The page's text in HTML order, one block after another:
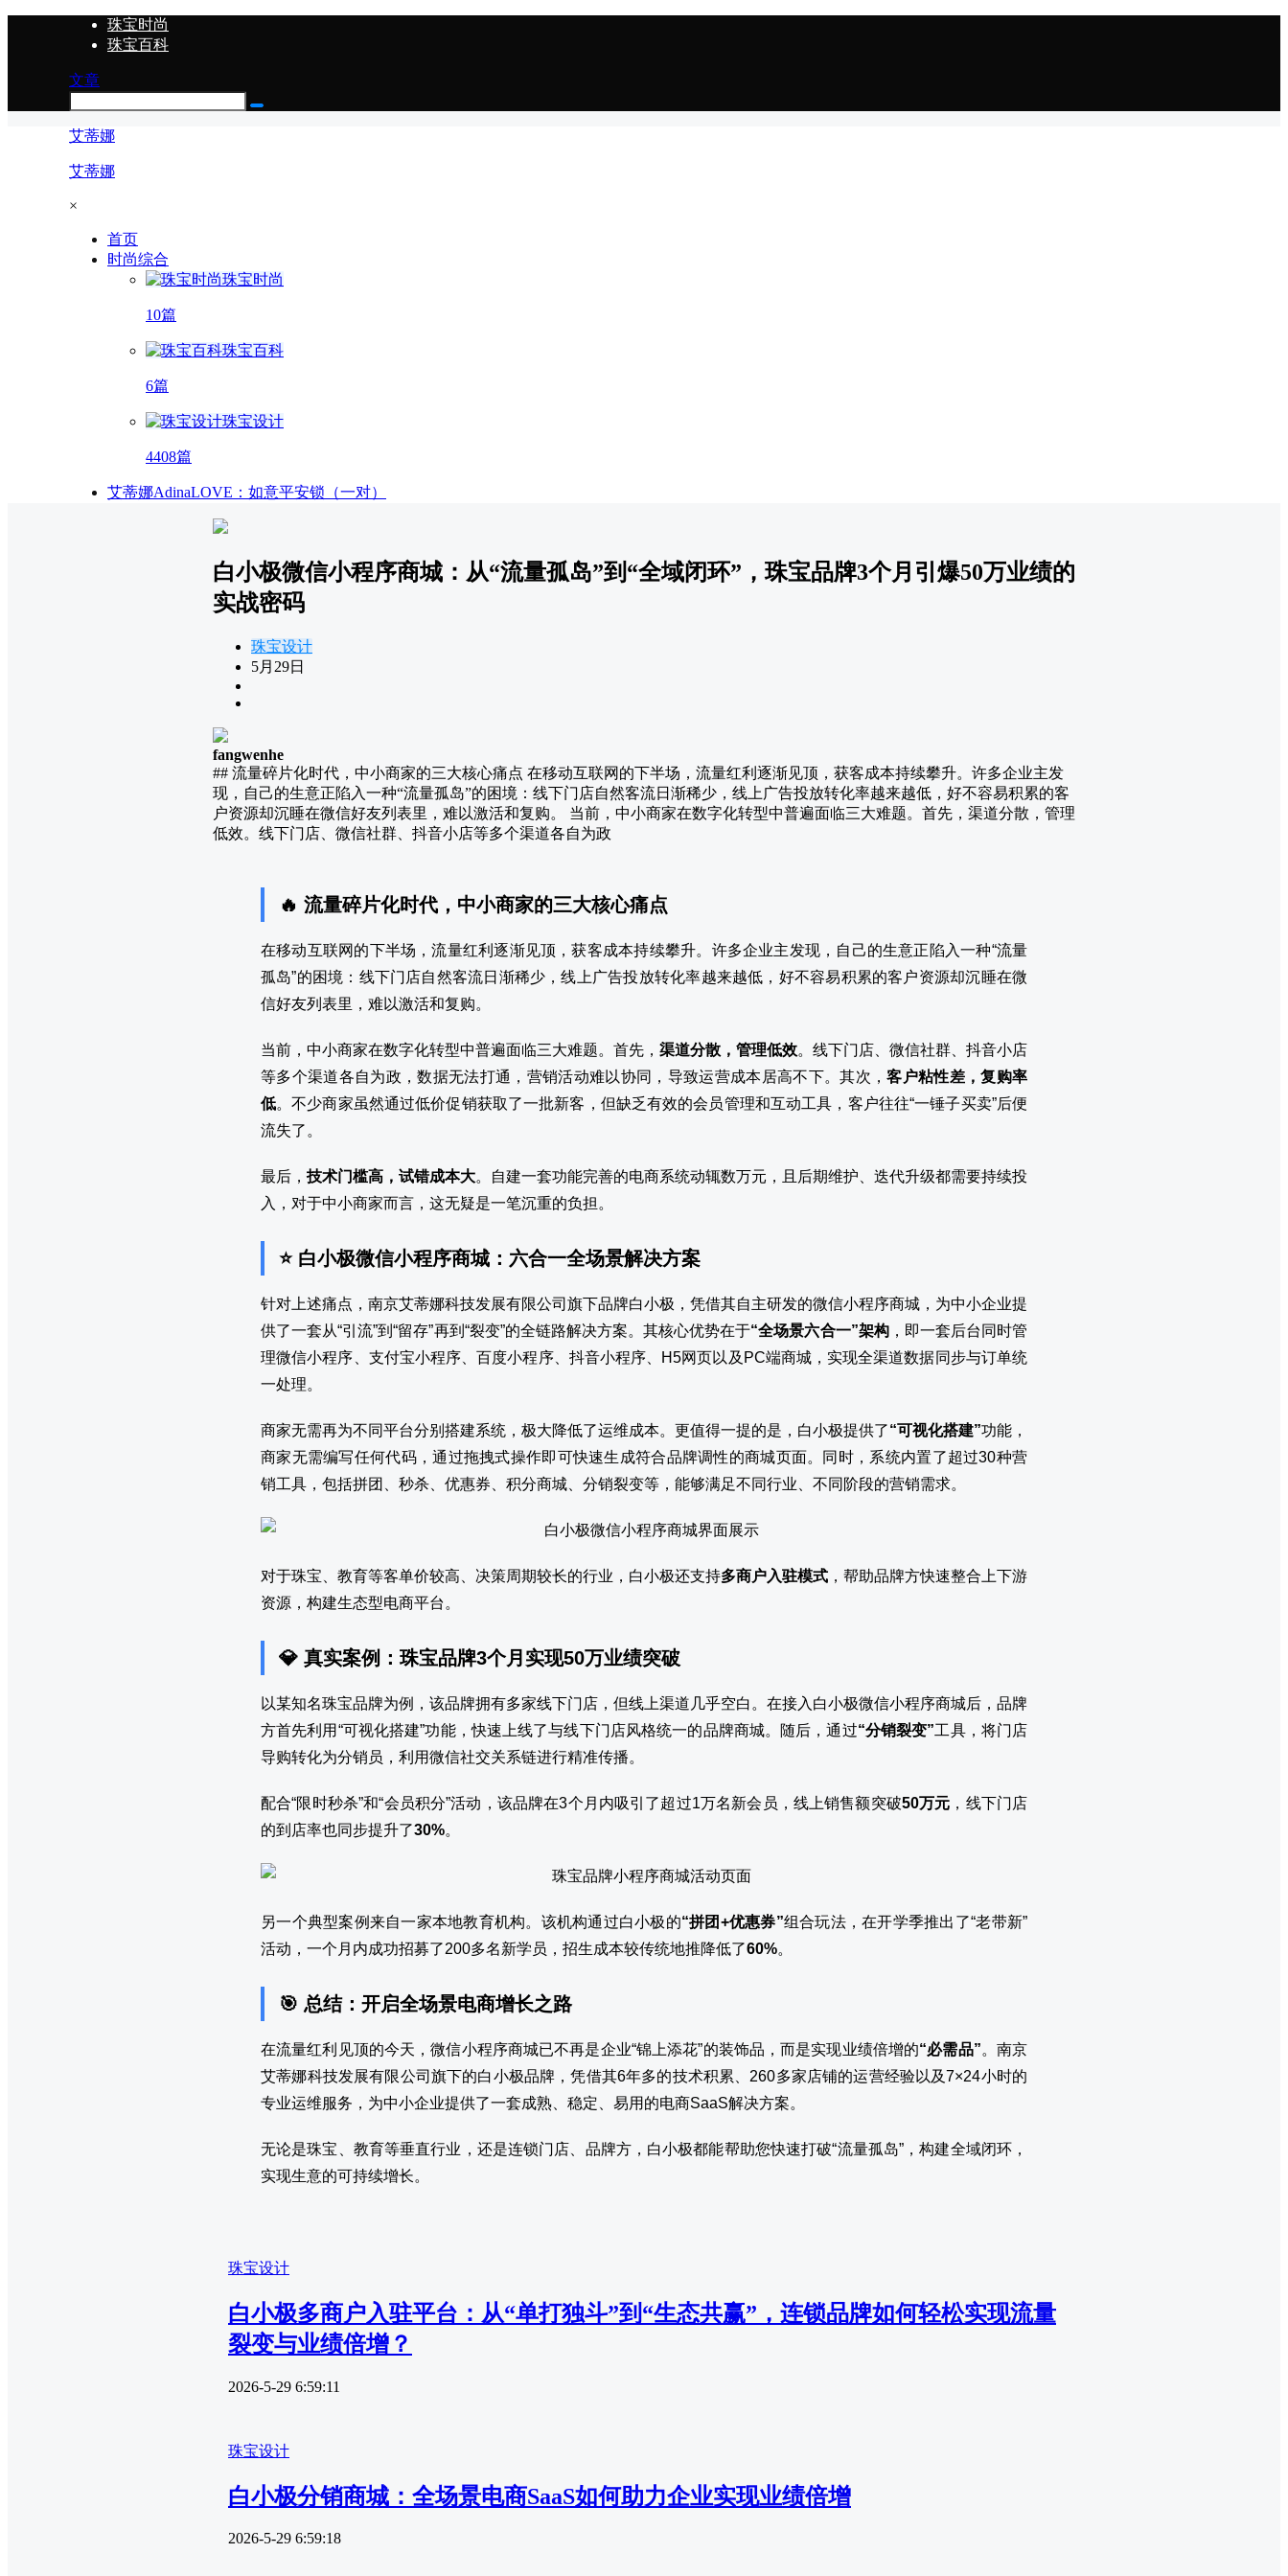
珠宝时尚
珠宝百科
文章
艾蒂娜
艾蒂娜
×
首页
时尚综合
珠宝时尚
10篇
珠宝百科
6篇
珠宝设计
4408篇
艾蒂娜AdinaLOVE：如意平安锁（一对）
白小极微信小程序商城：从“流量孤岛”到“全域闭环”，珠宝品牌3个月引爆50万业绩的
实战密码
珠宝设计
5月29日
fangwenhe
## 流量碎片化时代，中小商家的三大核心痛点 在移动互联网的下半场，流量红利逐渐见顶，获客成本持续攀升。许多企业主发
现，自己的生意正陷入一种“流量孤岛”的困境：线下门店自然客流日渐稀少，线上广告投放转化率越来越低，好不容易积累的客
户资源却沉睡在微信好友列表里，难以激活和复购。 当前，中小商家在数字化转型中普遍面临三大难题。首先，渠道分散，管理
低效。线下门店、微信社群、抖音小店等多个渠道各自为政
🔥 流量碎片化时代，中小商家的三大核心痛点
在移动互联网的下半场，流量红利逐渐见顶，获客成本持续攀升。许多企业主发现，自己的生意正陷入一种“流量
孤岛”的困境：线下门店自然客流日渐稀少，线上广告投放转化率越来越低，好不容易积累的客户资源却沉睡在微
信好友列表里，难以激活和复购。
当前，中小商家在数字化转型中普遍面临三大难题。首先， 渠道分散，管理低效。线下门店、微信社群、抖音小店
等多个渠道各自为政，数据无法打通，营销活动难以协同，导致运营成本居高不下。其次，客户粘性差，复购率
低。不少商家虽然通过低价促销获取了一批新客，但缺乏有效的会员管理和互动工具，客户往往“一锤子买卖”后便
流失了。
最后， 技术门槛高，试错成本大。自建一套功能完善的电商系统动辄数万元，且后期维护、迭代升级都需要持续投
入，对于中小商家而言，这无疑是一笔沉重的负担。
⭐ 白小极微信小程序商城：六合一全场景解决方案
针对上述痛点，南京艾蒂娜科技发展有限公司旗下品牌白小极，凭借其自主研发的微信小程序商城，为中小企业提
供了一套从“引流”到“留存”再到“裂变”的全链路解决方案。其核心优势在于“全场景六合一”架构，即一套后台同时管
理微信小程序、支付宝小程序、百度小程序、抖音小程序、H5网页以及PC端商城，实现全渠道数据同步与订单统
一处理。
商家无需再为不同平台分别搭建系统，极大降低了运维成本。更值得一提的是，白小极提供了“可视化搭建”功能，
商家无需编写任何代码，通过拖拽式操作即可快速生成符合品牌调性的商城页面。同时，系统内置了超过30种营
销工具，包括拼团、秒杀、优惠券、积分商城、分销裂变等，能够满足不同行业、不同阶段的营销需求。
对于珠宝、教育等客单价较高、决策周期较长的行业，白小极还支持多商户入驻模式 ，帮助品牌方快速整合上下游
资源，构建生态型电商平台。
💎 真实案例：珠宝品牌3个月实现50万业绩突破
以某知名珠宝品牌为例，该品牌拥有多家线下门店，但线上渠道几乎空白。在接入白小极微信小程序商城后，品牌
方首先利用“可视化搭建”功能，快速上线了与线下门店风格统一的品牌商城。随后，通过“分销裂变”工具，将门店
导购转化为分销员，利用微信社交关系链进行精准传播。
配合“限时秒杀”和“会员积分”活动，该品牌在3个月内吸引了超过1万名新会员，线上销售额突破50万元 ，线下门店
的到店率也同步提升了30%。
另一个典型案例来自一家本地教育机构。该机构通过白小极的“拼团+优惠券”组合玩法，在开学季推出了“老带新”
活动，一个月内成功招募了200多名新学员，招生成本较传统地推降低了60%。
🎯 总结：开启全场景电商增长之路
在流量红利见顶的今天，微信小程序商城已不再是企业“锦上添花”的装饰品，而是实现业绩倍增的“必需品”。南京
艾蒂娜科技发展有限公司旗下的白小极品牌，凭借其6年多的技术积累、260多家店铺的运营经验以及7×24小时的
专业运维服务，为中小企业提供了一套成熟、稳定、易用的电商SaaS解决方案。
无论是珠宝、教育等垂直行业，还是连锁门店、品牌方，白小极都能帮助您快速打破“流量孤岛”，构建全域闭环，
实现生意的可持续增长。
珠宝设计
白小极多商户入驻平台：从“单打独斗”到“生态共赢”，连锁品牌如何轻松实现流量
裂变与业绩倍增？
2026-5-29 6:59:11
珠宝设计
白小极分销商城：全场景电商SaaS如何助力企业实现业绩倍增
2026-5-29 6:59:18